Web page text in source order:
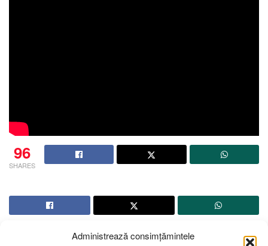
Administrează consimțămintele
96
SHARES